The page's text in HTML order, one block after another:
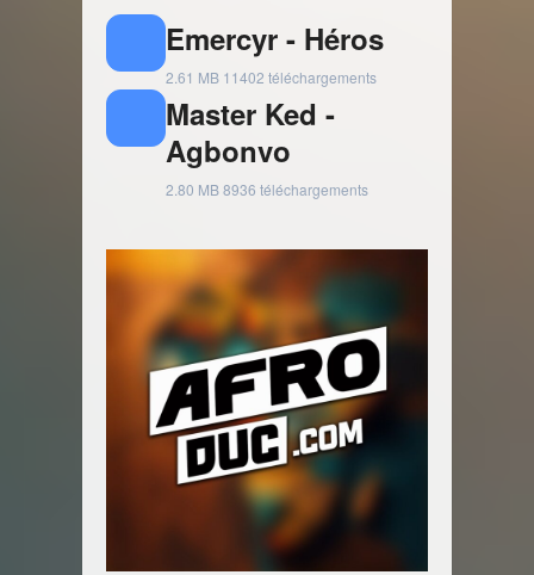
Emercyr - Héros
2.61 MB 11402 téléchargements
Master Ked -
Agbonvo
2.80 MB8936 téléchargements